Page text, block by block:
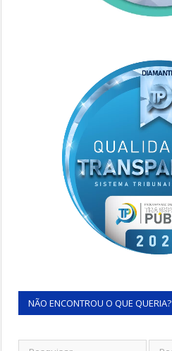
NÃO ENCONTROU O QUE QUERIA?